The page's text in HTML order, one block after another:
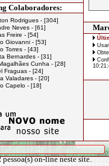
Colaboradores:
Rodrigues - [304]
Neves - [61]
Freire - [54]
Giovanni - [53]
Torres - [43]
Bernardes - [31]
Cunha - [28]
Fraguas - [24]
Valadares - [20]
Capelo - [18]
pessoa(s) on-line neste site.